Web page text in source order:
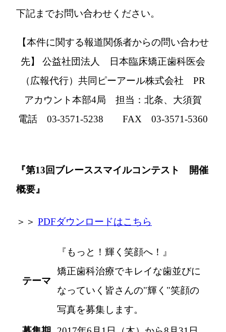
下記までお問い合わせください。
【本件に関する報道関係者からの問い合わせ
先】
公益社団法人 日本臨床矯正歯科医会
（広報代行）共同ピーアール株式会社 PR
アカウント本部4局 担当：北条、大須賀
電話 03-3571-5238 FAX 03-3571-5360
『第13回ブレーススマイルコンテスト 開催
概要』
＞＞ PDFダウンロードはこちら
テーマ
『もっと！輝く笑顔へ！』
矯正歯科治療でキレイな歯並びに
なっていく皆さんの"輝く"笑顔の
写真を募集します。